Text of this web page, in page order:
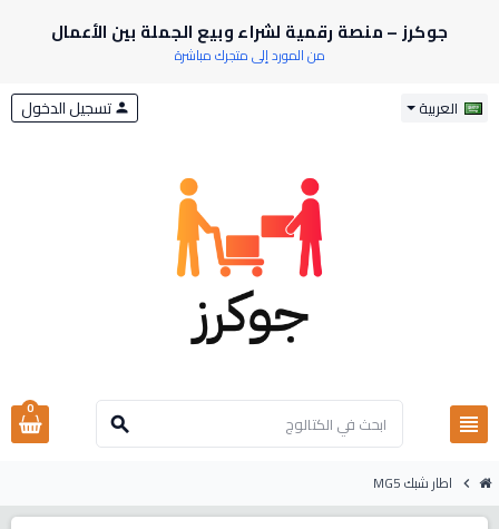
جوكرز – منصة رقمية لشراء وبيع الجملة بين الأعمال
من المورد إلى متجرك مباشرة
العربية
view_headline
search
person تسجيل الدخول
0
chevron_right اطار شبك MG5